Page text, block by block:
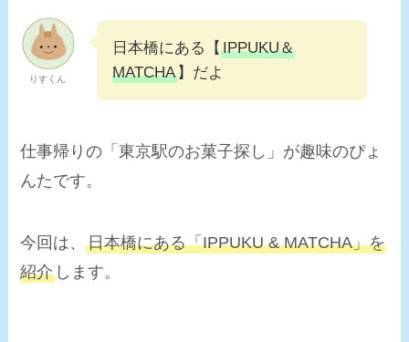
りすくん
日本橋にある【IPPUKU＆
MATCHA 】だよ
仕事帰りの「東京駅のお菓子探し」が趣味のぴょ
んたです。
今回は、日本橋にある「IPPUKU & MATCHA」を
紹介 します。